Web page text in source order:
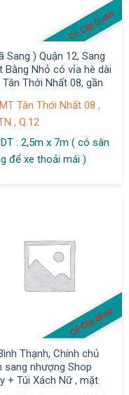
Có Clip Quán
Sang ) Quận 12, Sang
Bằng Nhỏ có vỉa hè dài
Tân Thới Nhất 08, gần
TTN
MT Tân Thới Nhất 08 ,
, Q.12
DT : 2,5m x 7m ( có sân
để xe thoải mái )
Có Clip Shop
Thạnh, Chính chủ
sang nhượng Shop
+ Túi Xách Nữ , mặt